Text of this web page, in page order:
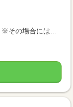
土曜日に出勤になる可能性もあります。 ※その場合には代休があります。 ★年間休日121日★ ※会社カレンダーによる 【その他長期休暇あり】